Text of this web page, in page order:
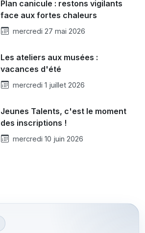
Plan canicule : restons vigilants
face aux fortes chaleurs
mercredi 27 mai 2026
Les ateliers aux musées :
vacances d'été
mercredi 1 juillet 2026
Jeunes Talents, c'est le moment
des inscriptions !
mercredi 10 juin 2026